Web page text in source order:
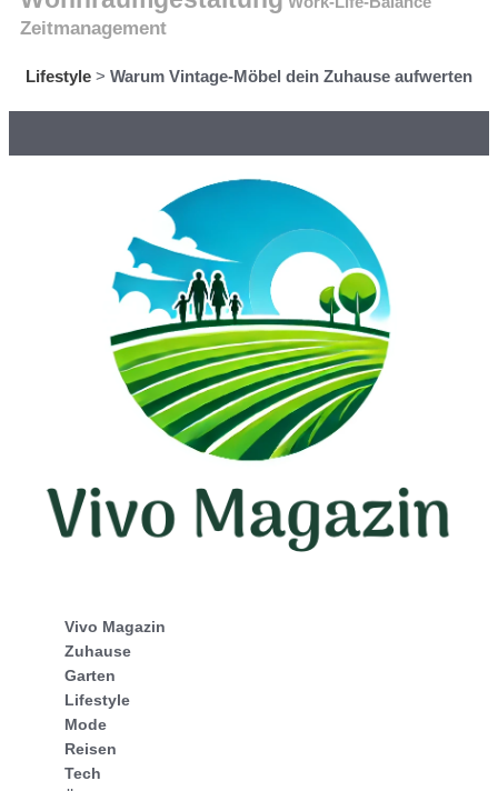
Zeitmanagement
Lifestyle > Warum Vintage-Möbel dein Zuhause aufwerten
Vivo Magazin
Zuhause
Garten
Lifestyle
Mode
Reisen
Tech